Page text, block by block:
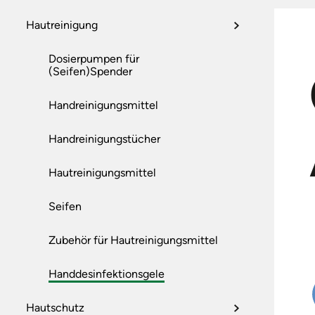
FUSSSCHUTZ
ERSTE-HILFE-
ALLGEMEINE
Hautreinigung
Dosierpumpen für
(Seifen)Spender
Handreinigungsmittel
Handreinigungstücher
Hautreinigungsmittel
Seifen
Zubehör für Hautreinigungsmittel
Handdesinfektionsgele
Hautschutz